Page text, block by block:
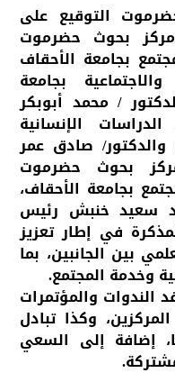
التوقيع على
بحوث حضرموت
بجامعة الأحقاف
بجامعة
/ محمد أبوبكر
الإنسانية
والدكتور/ صادق عمر
بحوث حضرموت
بجامعة الأحقاف،
سعيد خنبش رئيس
في إطار تعزيز
بين الجانبين، بما
وخدمة المجتمع.
والمؤتمرات
وكذا تبادل
إضافة إلى السعي